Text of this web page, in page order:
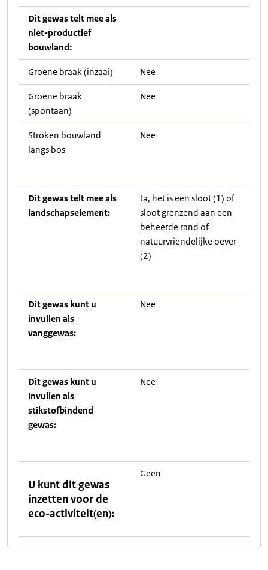
Dit gewas telt mee als
niet-productief
bouwland:
Groene braak (inzaai) Nee
Groene braak
(spontaan)
Nee
Stroken bouwland
langs bos
Nee
Dit gewas telt mee als
landschapselement:
Ja, het is een sloot (1) of
sloot grenzend aan een
beheerde rand of
natuurvriendelijke oever
(2)
Dit gewas kunt u
invullen als
vanggewas:
Nee
Dit gewas kunt u
invullen als
stikstofbindend
gewas:
Nee
U kunt dit gewas
inzetten voor de
eco-activiteit(en):
Geen